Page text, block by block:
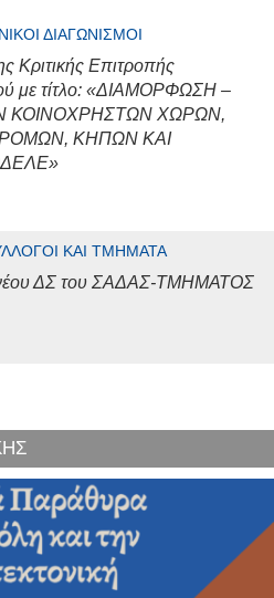
ΔΙΑΓΩΝΙΣΜΟΊ
Κριτικής Επιτροπής
με τίτλο: «ΔΙΑΜΟΡΦΩΣΗ –
ΧΩΡΩΝ,
ΚΗΠΩΝ ΚΑΙ
ΚΑΙ ΤΜΉΜΑΤΑ
ΔΣ του ΣΑΔΑΣ-ΤΜΗΜΑΤΟΣ